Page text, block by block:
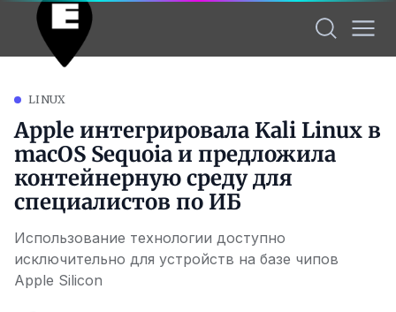
LINUX
Apple интегрировала Kali Linux в
macOS Sequoia и предложила
контейнерную среду для
специалистов по ИБ
Использование технологии доступно
исключительно для устройств на базе чипов
Apple Silicon